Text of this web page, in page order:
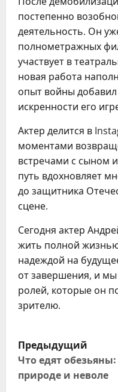
постепенно
деятельность. Он
полнометражных
участвует в
новая работа
опыт войны
искренности его
Актер делится в
моментами
встречами с сыном
путь вдохновляет
до защитника
сцене.
Сегодня актер
жить полной
надеждой на
от завершения, и
ролей, которые он
зрителю.
Н
а
Предыдущий
Что едят
природе и неволе